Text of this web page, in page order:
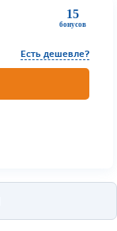
15
бонусов
Есть дешевле?